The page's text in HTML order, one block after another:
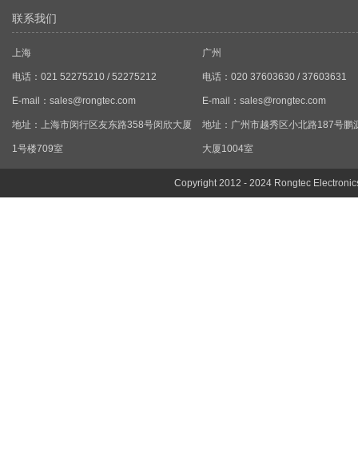
联系我们
上海
电话：021 52275210 / 52275212
E-mail： sales@rongtec.com
地址：上海市闵行区友东路358号闵欣大厦
1号楼709室
广州
电话：020 37603630 / 37603631
E-mail： sales@rongtec.com
地址：广州市越秀区小北路187号鹏
大厦1004室
Copyright 2012 - 2024 Rongtec